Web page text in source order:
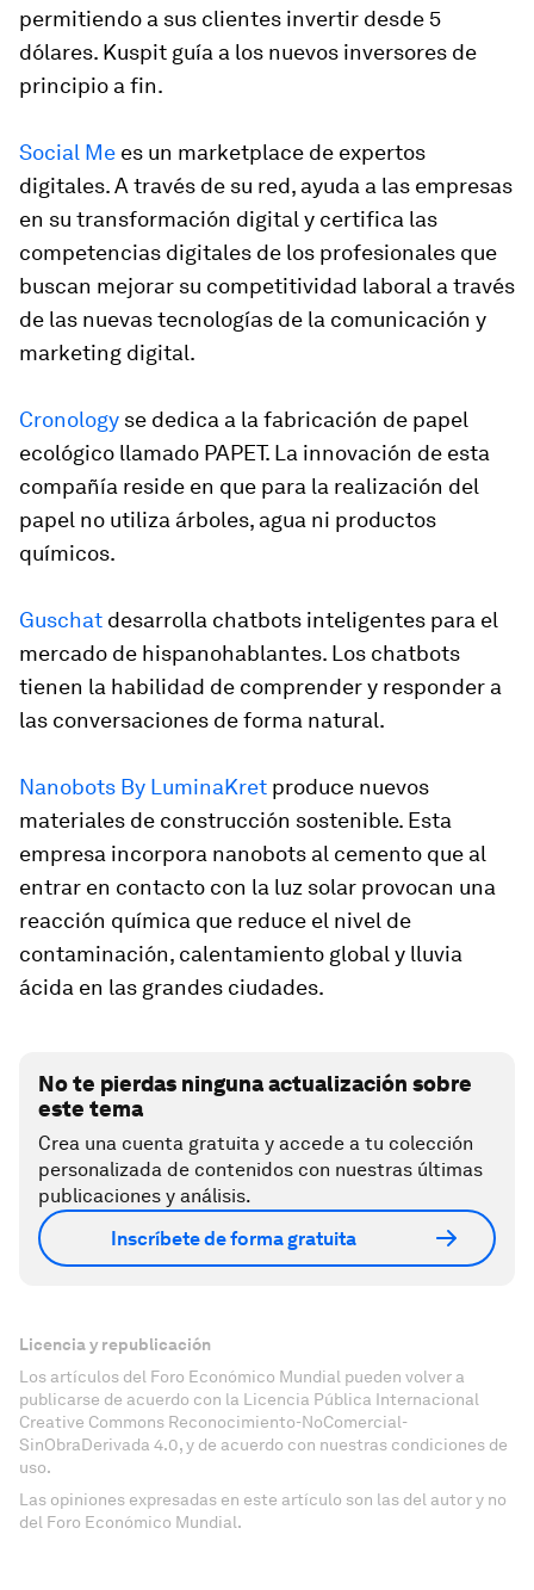
permitiendo a sus clientes invertir desde 5
dólares. Kuspit guía a los nuevos inversores de
principio a fin.
Social Me es un marketplace de expertos
digitales. A través de su red, ayuda a las empresas
en su transformación digital y certifica las
competencias digitales de los profesionales que
buscan mejorar su competitividad laboral a través
de las nuevas tecnologías de la comunicación y
marketing digital.
Cronology se dedica a la fabricación de papel
ecológico llamado PAPET. La innovación de esta
compañía reside en que para la realización del
papel no utiliza árboles, agua ni productos
químicos.
Guschat desarrolla chatbots inteligentes para el
mercado de hispanohablantes. Los chatbots
tienen la habilidad de comprender y responder a
las conversaciones de forma natural.
Nanobots By LuminaKret produce nuevos
materiales de construcción sostenible. Esta
empresa incorpora nanobots al cemento que al
entrar en contacto con la luz solar provocan una
reacción química que reduce el nivel de
contaminación, calentamiento global y lluvia
ácida en las grandes ciudades.
No te pierdas ninguna actualización sobre
este tema
Crea una cuenta gratuita y accede a tu colección
personalizada de contenidos con nuestras últimas
publicaciones y análisis.
Inscríbete de forma gratuita
Licencia y republicación
Los artículos del Foro Económico Mundial pueden volver a
publicarse de acuerdo con la Licencia Pública Internacional
Creative Commons Reconocimiento-NoComercial-
SinObraDerivada 4.0, y de acuerdo con nuestras condiciones de
uso.
Las opiniones expresadas en este artículo son las del autor y no
del Foro Económico Mundial.